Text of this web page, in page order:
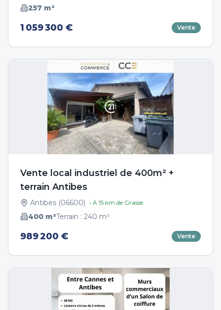
257 m²
1 059 300 € Vente
Vente local industriel de 400m² +
terrain Antibes
Antibes (06600) • À 15 km de Grasse
400 m²Terrain : 240 m²
989 200 € Vente